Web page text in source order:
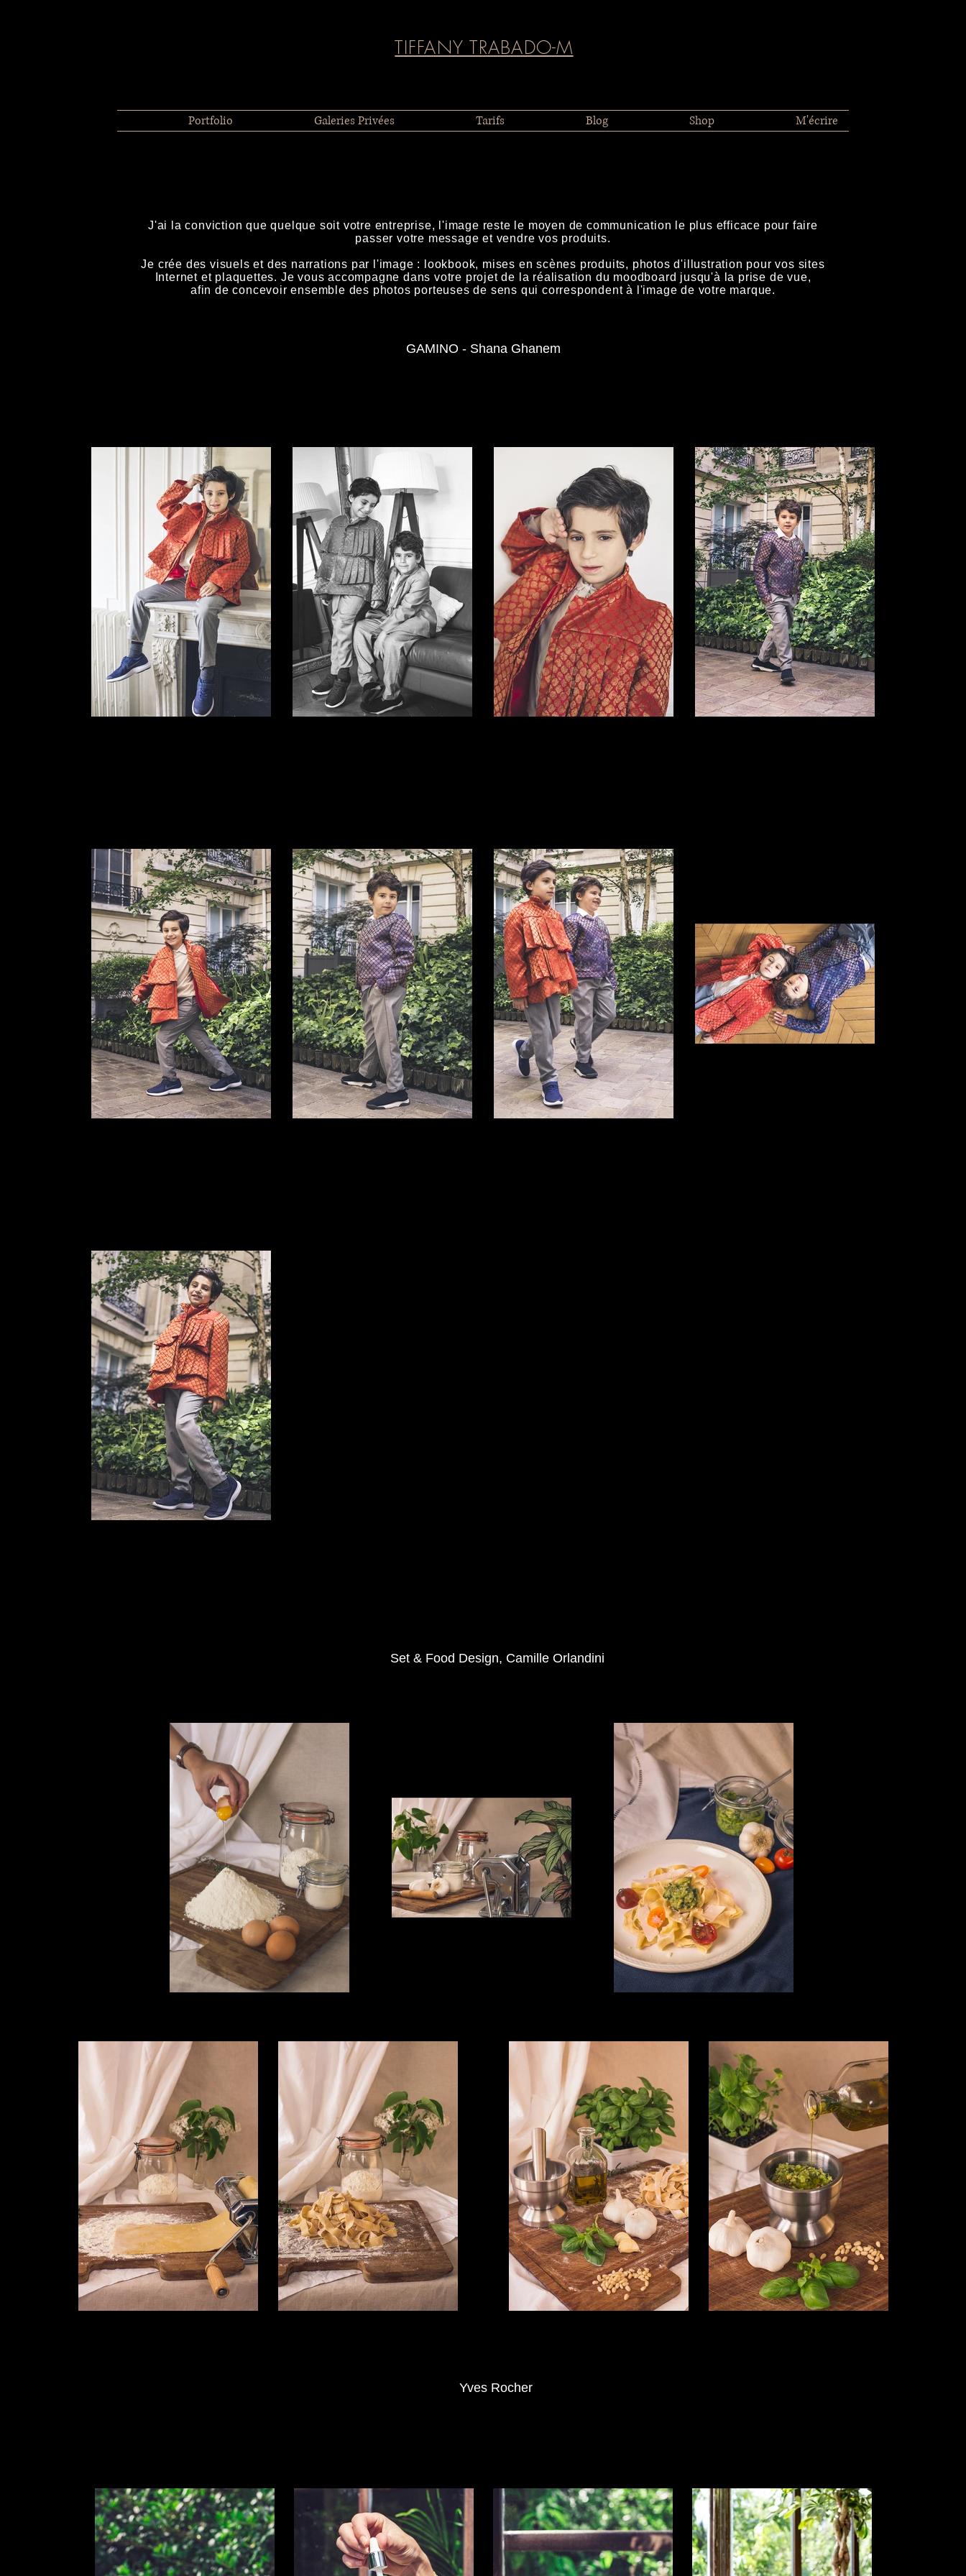
TIFFANY TRABADO-M
Portfolio Galeries Privées Tarifs Blog Shop M'écrire
J'ai la conviction que quelque soit votre entreprise, l'image reste le moyen de communication le plus efficace pour faire
passer votre message et vendre vos produits.
Je crée des visuels et des narrations par l'image : lookbook, mises en scènes produits, photos d'illustration pour vos sites
Internet et plaquettes. Je vous accompagne dans votre projet de la réalisation du moodboard jusqu'à la prise de vue,
afin de concevoir ensemble des photos porteuses de sens qui correspondent à l'image de votre marque.
GAMINO - Shana Ghanem
Set & Food Design, Camille Orlandini
Yves Rocher